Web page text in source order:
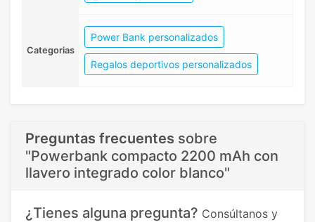
Categorias
Power Bank personalizados
Regalos deportivos personalizados
Preguntas frecuentes sobre
"Powerbank compacto 2200 mAh con
llavero integrado color blanco"
¿Tienes alguna pregunta? Consúltanos y